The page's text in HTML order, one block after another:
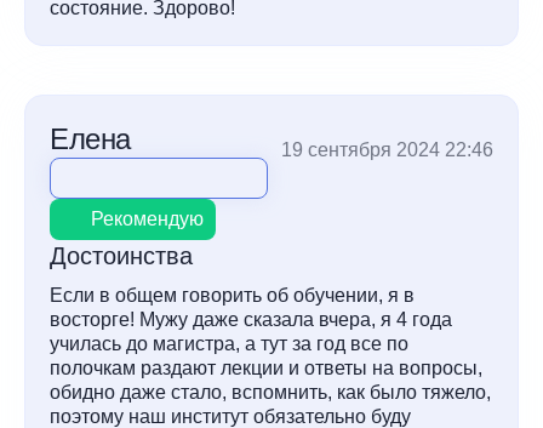
состояние. Здорово!
Елена 19 сентября 2024 22:46
Рекомендую
Достоинства
Если в общем говорить об обучении, я в
восторге! Мужу даже сказала вчера, я 4 года
училась до магистра, а тут за год все по
полочкам раздают лекции и ответы на вопросы,
обидно даже стало, вспомнить, как было тяжело,
поэтому наш институт обязательно буду